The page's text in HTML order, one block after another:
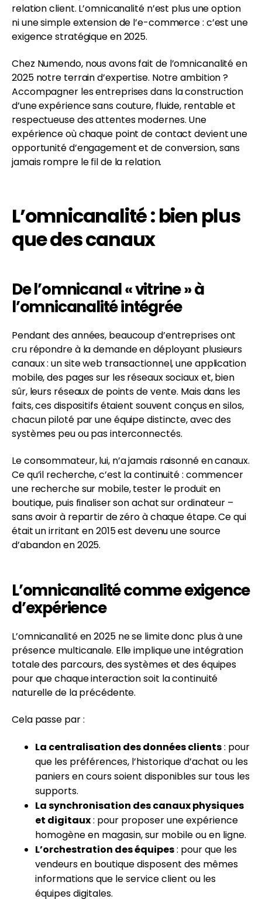
relation client. L’omnicanalité n’est plus une option
ni une simple extension de l’e-commerce : c’est une
exigence stratégique en 2025.
Chez Numendo, nous avons fait de l’omnicanalité en
2025 notre terrain d’expertise. Notre ambition ?
Accompagner les entreprises dans la construction
d’une expérience sans couture, fluide, rentable et
respectueuse des attentes modernes. Une
expérience où chaque point de contact devient une
opportunité d’engagement et de conversion, sans
jamais rompre le fil de la relation.
L’omnicanalité : bien plus
que des canaux
De l’omnicanal « vitrine » à
l’omnicanalité intégrée
Pendant des années, beaucoup d’entreprises ont
cru répondre à la demande en déployant plusieurs
canaux : un site web transactionnel, une application
mobile, des pages sur les réseaux sociaux et, bien
sûr, leurs réseaux de points de vente. Mais dans les
faits, ces dispositifs étaient souvent conçus en silos,
chacun piloté par une équipe distincte, avec des
systèmes peu ou pas interconnectés.
Le consommateur, lui, n’a jamais raisonné en canaux.
Ce qu’il recherche, c’est la continuité : commencer
une recherche sur mobile, tester le produit en
boutique, puis finaliser son achat sur ordinateur –
sans avoir à repartir de zéro à chaque étape. Ce qui
était un irritant en 2015 est devenu une source
d’abandon en 2025.
L’omnicanalité comme exigence
d’expérience
L’omnicanalité en 2025 ne se limite donc plus à une
présence multicanale. Elle implique une intégration
totale des parcours, des systèmes et des équipes
pour que chaque interaction soit la continuité
naturelle de la précédente.
Cela passe par :
La centralisation des données clients: pour
que les préférences, l’historique d’achat ou les
paniers en cours soient disponibles sur tous les
supports.
La synchronisation des canaux physiques
et digitaux: pour proposer une expérience
homogène en magasin, sur mobile ou en ligne.
L’orchestration des équipes: pour que les
vendeurs en boutique disposent des mêmes
informations que le service client ou les
équipes digitales.